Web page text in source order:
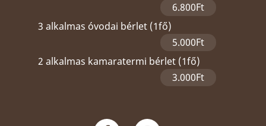
6.800Ft
3 alkalmas óvodai bérlet (1fő)
5.000Ft
2 alkalmas kamaratermi bérlet (1fő)
3.000Ft